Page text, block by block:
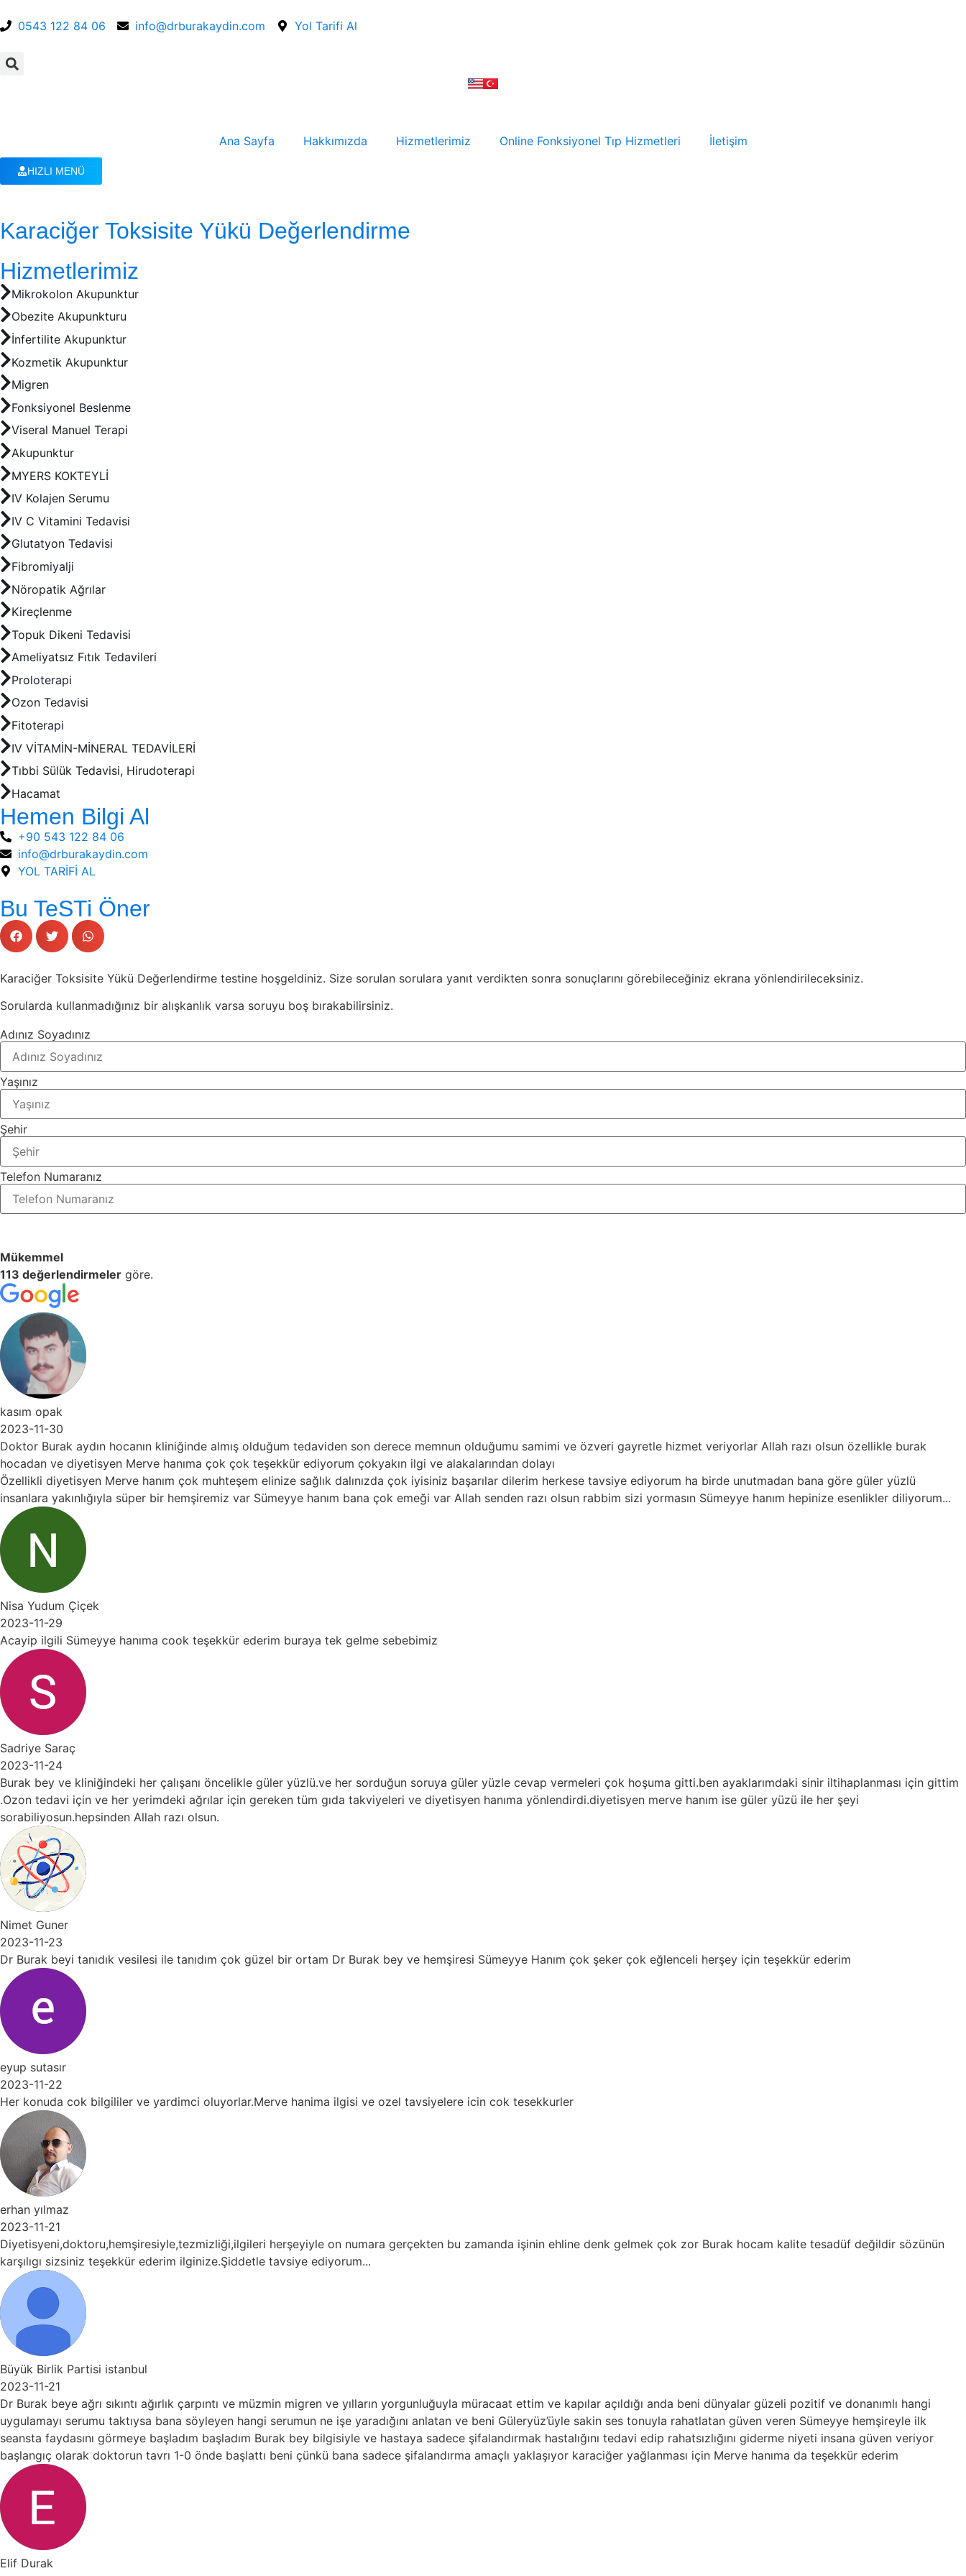
0543 122 84 06 info@drburakaydin.com Yol Tarifi Al
Ana Sayfa Hakkımızda Hizmetlerimiz Online Fonksiyonel Tıp Hizmetleri İletişim
HIZLI MENÜ
Karaciğer Toksisite Yükü Değerlendirme
Hizmetlerimiz
Mikrokolon Akupunktur
Obezite Akupunkturu
İnfertilite Akupunktur
Kozmetik Akupunktur
Migren
Fonksiyonel Beslenme
Viseral Manuel Terapi
Akupunktur
MYERS KOKTEYLİ
IV Kolajen Serumu
IV C Vitamini Tedavisi
Glutatyon Tedavisi
Fibromiyalji
Nöropatik Ağrılar
Kireçlenme
Topuk Dikeni Tedavisi
Ameliyatsız Fıtık Tedavileri
Proloterapi
Ozon Tedavisi
Fitoterapi
IV VİTAMİN-MİNERAL TEDAVİLERİ
Tıbbi Sülük Tedavisi, Hirudoterapi
Hacamat
Hemen Bilgi Al
+90 543 122 84 06
info@drburakaydin.com
YOL TARİFİ AL
Bu TeSTi Öner
Karaciğer Toksisite Yükü Değerlendirme testine hoşgeldiniz. Size sorulan sorulara yanıt verdikten sonra sonuçlarını görebileceğiniz ekrana yönlendirileceksiniz.
Sorularda kullanmadığınız bir alışkanlık varsa soruyu boş bırakabilirsiniz.
Adınız Soyadınız
Yaşınız
Şehir
Telefon Numaranız
Mükemmel
113 değerlendirmeler göre.
30
aydın hocanın kliniğinde almış olduğum tedaviden son derece memnun olduğumu samimi ve özveri gayretle hizmet veriyorlar Allah razı olsun özellikle burak
ve diyetisyen Merve hanıma çok çok teşekkür ediyorum çokyakın ilgi ve alakalarından dolayı
Merve hanım çok muhteşem elinize sağlık dalınızda çok iyisiniz başarılar dilerim herkese tavsiye ediyorum ha birde unutmadan bana göre güler yüzlü
yakınlığıyla süper bir hemşiremiz var Sümeyye hanım bana çok emeği var Allah senden razı olsun rabbim sizi yormasın Sümeyye hanım hepinize esenlikler diliyorum...
Çiçek
29
Sümeyye hanıma cook teşekkür ederim buraya tek gelme sebebimiz
24
ve kliniğindeki her çalışanı öncelikle güler yüzlü.ve her sorduğun soruya güler yüzle cevap vermeleri çok hoşuma gitti.ben ayaklarımdaki sinir iltihaplanması için gittim
için ve her yerimdeki ağrılar için gereken tüm gıda takviyeleri ve diyetisyen hanıma yönlendirdi.diyetisyen merve hanım ise güler yüzü ile her şeyi
Allah razı olsun.
23
beyi tanıdık vesilesi ile tanıdım çok güzel bir ortam Dr Burak bey ve hemşiresi Sümeyye Hanım çok şeker çok eğlenceli herşey için teşekkür ederim
22
cok bilgililer ve yardimci oluyorlar.Merve hanima ilgisi ve ozel tavsiyelere icin cok tesekkurler
herşeyiyle on numara gerçekten bu zamanda işinin ehline denk gelmek çok zor Burak hocam kalite tesadüf değildir sözünün
sizsiniz teşekkür ederim ilginize.Şiddetle tavsiye ediyorum...
Partisi istanbul
beye ağrı sıkıntı ağırlık çarpıntı ve müzmin migren ve yılların yorgunluğuyla müracaat ettim ve kapılar açıldığı anda beni dünyalar güzeli pozitif ve donanımlı hangi
serumu taktıysa bana söyleyen hangi serumun ne işe yaradığını anlatan ve beni Güleryüz’üyle sakin ses tonuyla rahatlatan güven veren Sümeyye hemşireyle ilk
görmeye başladım başladım Burak bey bilgisiyle ve hastaya sadece şifalandırmak hastalığını tedavi edip rahatsızlığını giderme niyeti insana güven veriyor
olarak doktorun tavrı 1-0 önde başlattı beni çünkü bana sadece şifalandırma amaçlı yaklaşıyor karaciğer yağlanması için Merve hanıma da teşekkür ederim